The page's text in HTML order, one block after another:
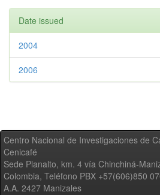
Date issued
2004
2006
Centro Nacional de Investigaciones de
Cenicafé
Sede Planalto, km. 4 vía Chinchiná-
Colombia, Teléfono PBX +57(606)850
A.A. 2427 Manizales